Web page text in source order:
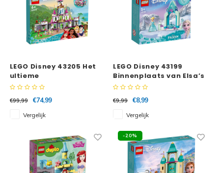
LEGO Disney 43205 Het
ultieme
avonturenkasteel
€99,99
€74,99
Vergelijk
LEGO Disney 43199
Binnenplaats van Elsa’s
kasteel
€9,99
€8,99
Vergelijk
-20%